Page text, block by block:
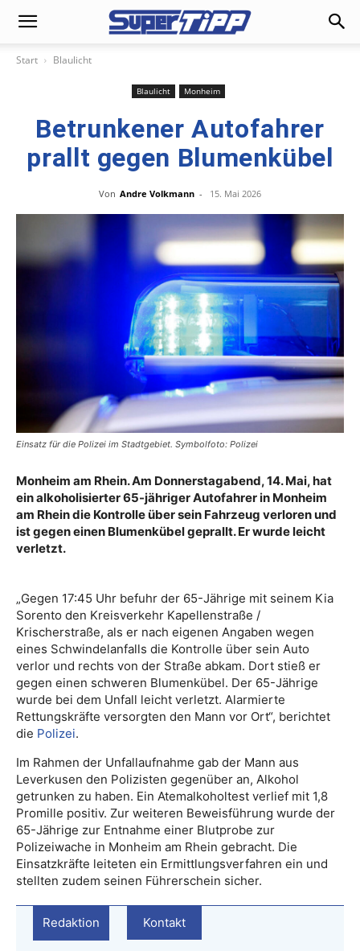
Start Blaulicht
Blaulicht Monheim
Betrunkener Autofahrer
prallt gegen Blumenkübel
Von Andre Volkmann - 15. Mai 2026
Einsatz für die Polizei im Stadtgebiet. Symbolfoto: Polizei
Monheim am Rhein. Am Donnerstagabend, 14. Mai, hat
ein alkoholisierter 65-jähriger Autofahrer in Monheim
am Rhein die Kontrolle über sein Fahrzeug verloren und
ist gegen einen Blumenkübel geprallt. Er wurde leicht
verletzt.
„Gegen 17:45 Uhr befuhr der 65-Jährige mit seinem Kia
Sorento den Kreisverkehr Kapellenstraße /
Krischerstraße, als er nach eigenen Angaben wegen
eines Schwindelanfalls die Kontrolle über sein Auto
verlor und rechts von der Straße abkam. Dort stieß er
gegen einen schweren Blumenkübel. Der 65-Jährige
wurde bei dem Unfall leicht verletzt. Alarmierte
Rettungskräfte versorgten den Mann vor Ort“, berichtet
die Polizei.
Im Rahmen der Unfallaufnahme gab der Mann aus
Leverkusen den Polizisten gegenüber an, Alkohol
getrunken zu haben. Ein Atemalkoholtest verlief mit 1,8
Promille positiv. Zur weiteren Beweisführung wurde der
65-Jährige zur Entnahme einer Blutprobe zur
Polizeiwache in Monheim am Rhein gebracht. Die
Einsatzkräfte leiteten ein Ermittlungsverfahren ein und
stellten zudem seinen Führerschein sicher.
Redaktion Kontakt